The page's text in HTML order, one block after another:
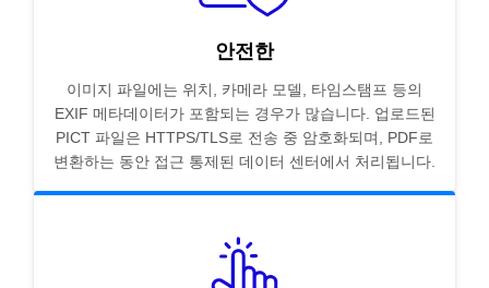
안전한
이미지 파일에는 위치, 카메라 모델, 타임스탬프 등의
EXIF 메타데이터가 포함되는 경우가 많습니다. 업로드된
PICT 파일은 HTTPS/TLS로 전송 중 암호화되며, PDF로
변환하는 동안 접근 통제된 데이터 센터에서 처리됩니다.